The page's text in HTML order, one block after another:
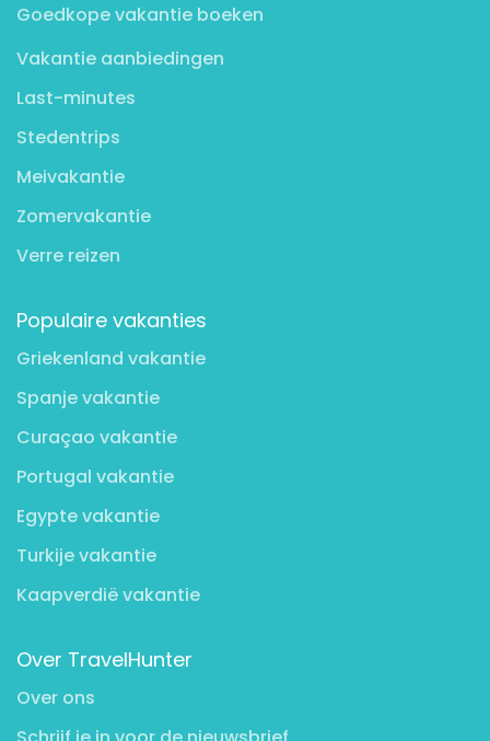
Goedkope vakantie boeken
Vakantie aanbiedingen
Last-minutes
Stedentrips
Meivakantie
Zomervakantie
Verre reizen
Populaire vakanties
Griekenland vakantie
Spanje vakantie
Curaçao vakantie
Portugal vakantie
Egypte vakantie
Turkije vakantie
Kaapverdië vakantie
Over TravelHunter
Over ons